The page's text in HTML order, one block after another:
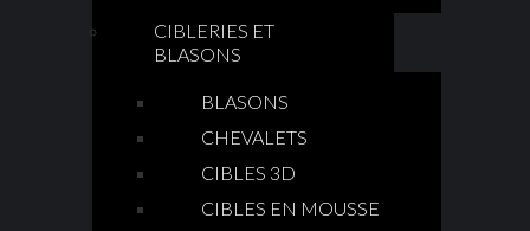
CIBLERIES ET
BLASONS
BLASONS
CHEVALETS
CIBLES 3D
CIBLES EN MOUSSE